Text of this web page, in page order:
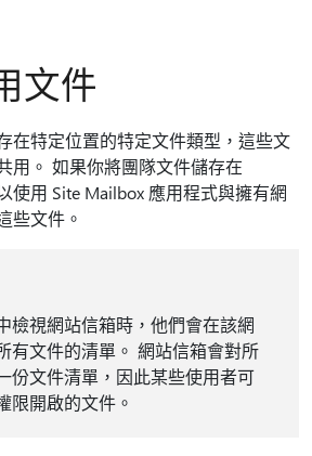
文件
在特定位置的特定文件類型，這些文
用。 如果你將團隊文件儲存在
使用 Site Mailbox 應用程式與擁有網
些文件。
檢視網站信箱時，他們會在該網
有文件的清單。 網站信箱會對所
份文件清單，因此某些使用者可
限開啟的文件。